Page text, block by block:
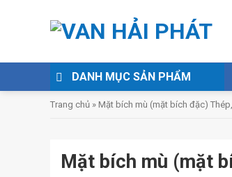
DANH MỤC SẢN PHẨM
Trang chủ » Mặt bích mù (mặt bích đặc)
Mặt bích mù (mặt